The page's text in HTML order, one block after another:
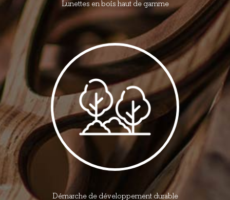
Lunettes en bois haut de gamme
Démarche de développement durable